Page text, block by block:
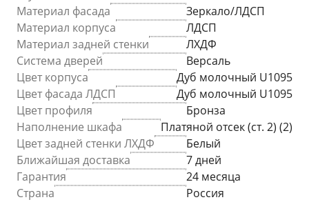
Материал фасада
Зеркало/ЛДСП
Материал корпуса
ЛДСП
Материал задней стенки
ЛХДФ
Система дверей
Версаль
Цвет корпуса
Дуб молочный U1095
Цвет фасада ЛДСП
Дуб молочный U1095
Цвет профиля
Бронза
Наполнение шкафа
Платяной отсек (ст. 2) (2)
Цвет задней стенки ЛХДФ
Белый
Ближайшая доставка
7 дней
Гарантия
24 месяца
Страна
Россия